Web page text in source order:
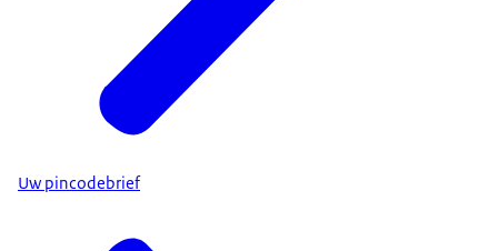
Uw pincodebrief